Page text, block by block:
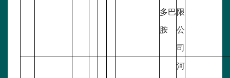
多巴
胺
限
公
司
河